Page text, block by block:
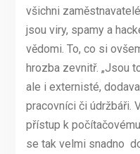
všichni
jsou viry, spamy a
vědomi. To, co si
hrozba zevnitř. „Jsou
ale i externisté,
pracovníci či údržbáři.
přístup k
se tak velmi snadno